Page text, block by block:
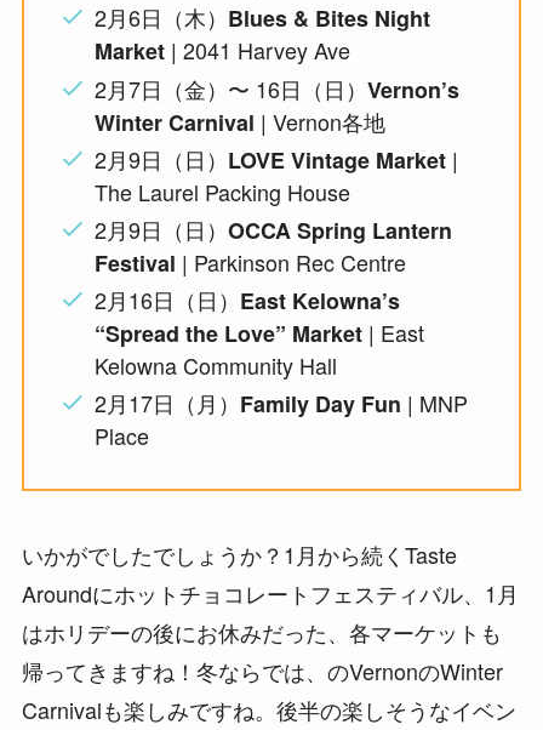
2月6日（木） Blues & Bites Night
Market | 2041 Harvey Ave
2月7日（金）〜 16日（日）Vernon’s
Winter Carnival | Vernon各地
2月9日（日） LOVE Vintage Market |
The Laurel Packing House
2月9日（日）OCCA Spring Lantern
Festival | Parkinson Rec Centre
2月16日（日） East Kelowna’s
“Spread the Love” Market | East
Kelowna Community Hall
2月17日（月） Family Day Fun | MNP
Place
いかがでしたでしょうか？1月から続くTaste
Aroundにホットチョコレートフェスティバル、1月
はホリデーの後にお休みだった、各マーケットも
帰ってきますね！冬ならでは、のVernonのWinter
Carnivalも楽しみですね。後半の楽しそうなイベン